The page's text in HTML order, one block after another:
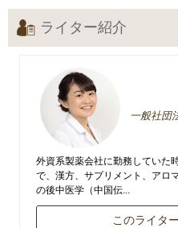
ライター紹介
一般社団
外資系製薬会社に勤務していた
で、漢方、サプリメント、アロ
の後中医学（中国伝...
このライタ